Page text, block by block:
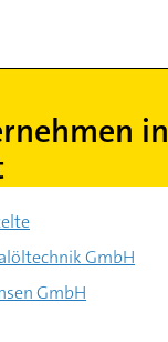
in
GmbH
GmbH